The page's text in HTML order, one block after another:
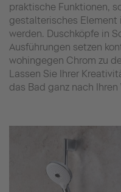
praktische Funktionen,
gestalterisches Element
werden. Duschköpfe in
Ausführungen setzen
wohingegen Chrom zu
Lassen Sie Ihrer
das Bad ganz nach Ihren